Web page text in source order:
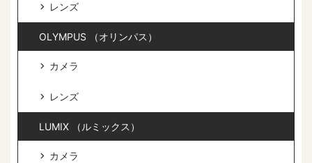
レンズ
OLYMPUS （オリンパス）
カメラ
レンズ
LUMIX （ルミックス）
カメラ